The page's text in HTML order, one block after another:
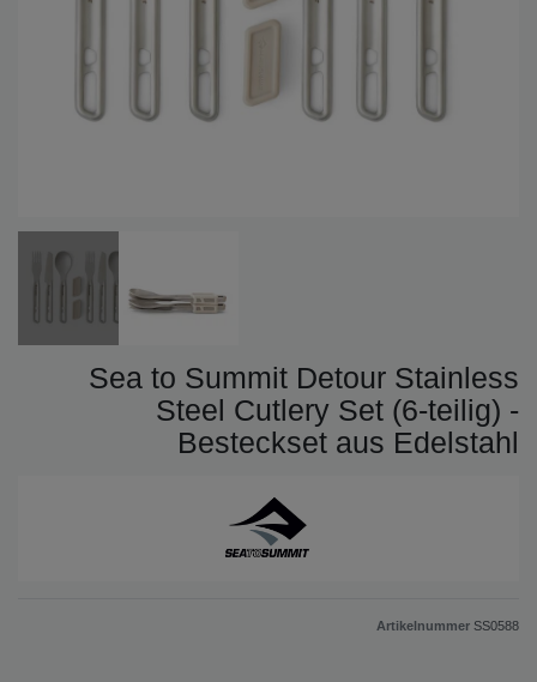
Sea to Summit Detour Stainless
Steel Cutlery Set (6-teilig) -
Besteckset aus Edelstahl
Artikelnummer SS0588